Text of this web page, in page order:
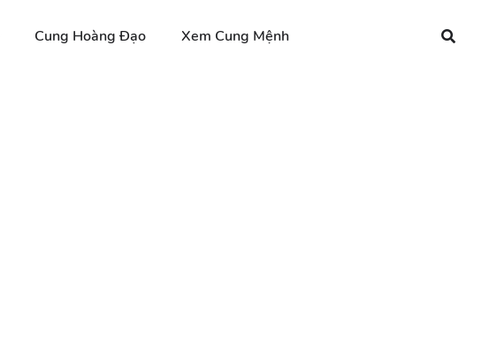
Cung Hoàng Đạo Xem Cung Mệnh